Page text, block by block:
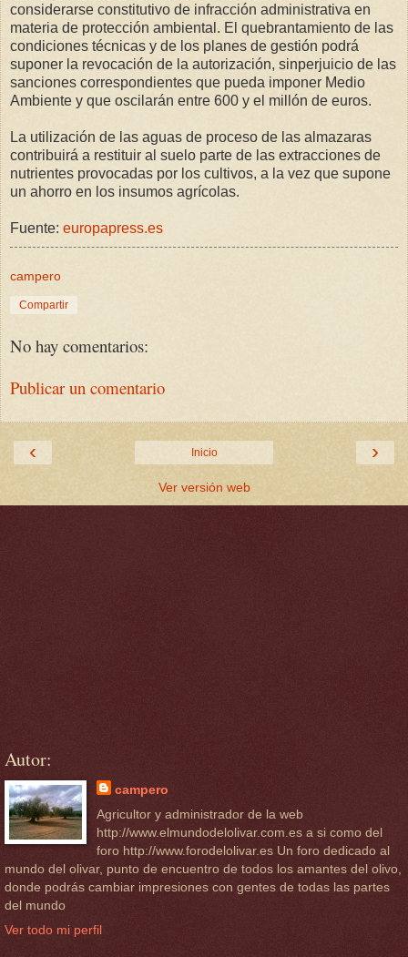
considerarse constitutivo de infracción administrativa en
materia de protección ambiental. El quebrantamiento de las
condiciones técnicas y de los planes de gestión podrá
suponer la revocación de la autorización, sinperjuicio de las
sanciones correspondientes que pueda imponer Medio
Ambiente y que oscilarán entre 600 y el millón de euros.
La utilización de las aguas de proceso de las almazaras
contribuirá a restituir al suelo parte de las extracciones de
nutrientes provocadas por los cultivos, a la vez que supone
un ahorro en los insumos agrícolas.
Fuente: europapress.es
campero
Compartir
No hay comentarios:
Publicar un comentario
‹ ›
Inicio
Ver versión web
Autor:
campero
Agricultor y administrador de la web
http://www.elmundodelolivar.com.es a si como del
foro http://www.forodelolivar.es Un foro dedicado al
mundo del olivar, punto de encuentro de todos los amantes del olivo,
donde podrás cambiar impresiones con gentes de todas las partes
del mundo
Ver todo mi perfil